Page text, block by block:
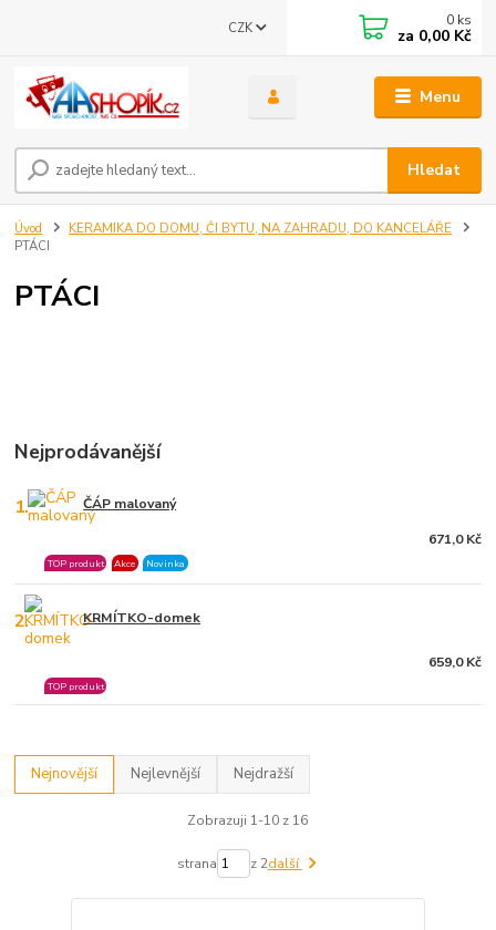
Menu
CZK
Hledat
0 ks
za 0,00 Kč
Úvod
KERAMIKA DO DOMU, ČI BYTU, NA ZAHRADU, DO KANCELÁŘE
PTÁCI
PTÁCI
Nejprodávanější
1. ČÁP malovaný
TOP produkt Akce Novinka
671,0 Kč
2. KRMÍTKO-domek
TOP produkt
659,0 Kč
Nejnovější Nejlevnější Nejdražší
Zobrazuji 1-10 z 16
strana z 2další